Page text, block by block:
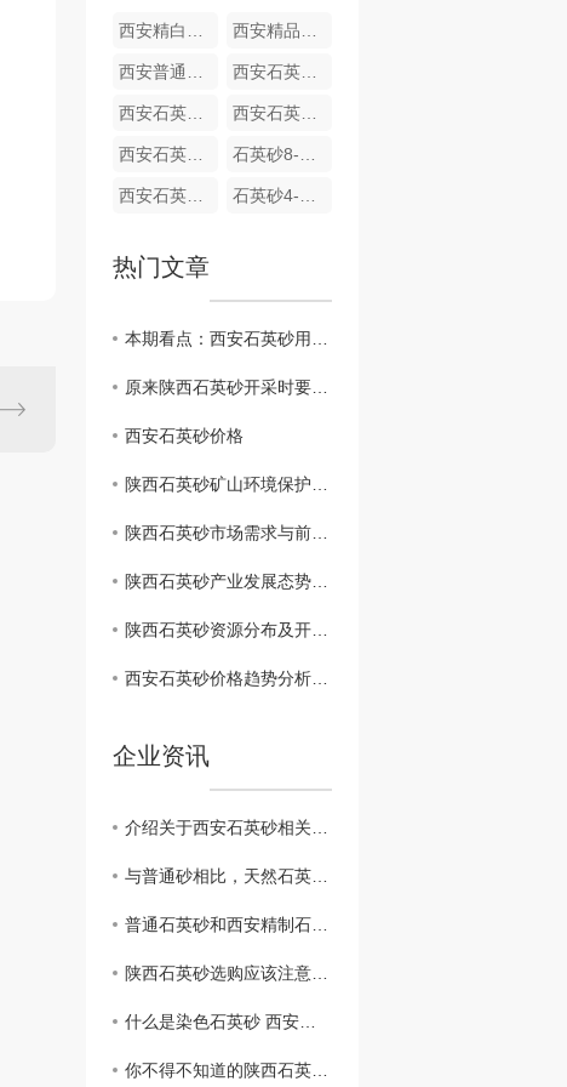
西安精白石英砂 西安精品石英砂
西安普通石英砂 西安石英砂70-120目
西安石英砂厂家40-70目 西安石英砂厂26-40目
西安石英砂厂家16-26目 石英砂8-16目
西安石英砂厂6-8目 石英砂4-6目
热门文章
本期看点：西安石英砂用途及其石英砂加工流程
原来陕西石英砂开采时要注意的方面这么多！
西安石英砂价格
陕西石英砂矿山环境保护与治理措施
陕西石英砂市场需求与前景展望
陕西石英砂产业发展态势分析
陕西石英砂资源分布及开发现状
西安石英砂价格趋势分析与行业洞察
企业资讯
介绍关于西安石英砂相关信息
与普通砂相比，天然石英砂有何不同？陕西石英砂厂家为您在线解答
普通石英砂和西安精制石英砂的区别竟然是这样的！
陕西石英砂选购应该注意哪些方面？石英砂选购过程中的注意要点
什么是染色石英砂 西安染色石英砂应用领域全解析
你不得不知道的陕西石英砂的应用领域，不看后悔哦！